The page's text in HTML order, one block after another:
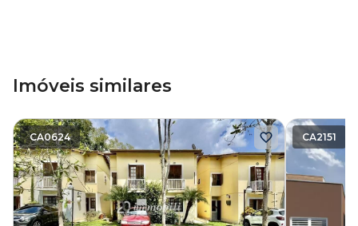
Imóveis similares
CA0624 CA2151